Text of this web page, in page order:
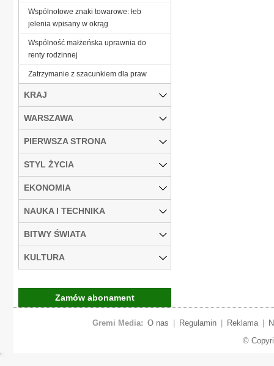
Wspólnotowe znaki towarowe: łeb
jelenia wpisany w okrąg
Wspólność małżeńska uprawnia do
renty rodzinnej
Zatrzymanie z szacunkiem dla praw
KRAJ
WARSZAWA
PIERWSZA STRONA
STYL ŻYCIA
EKONOMIA
NAUKA I TECHNIKA
BITWY ŚWIATA
KULTURA
Zamów abonament
Gremi Media: O nas Regulamin Reklama
©